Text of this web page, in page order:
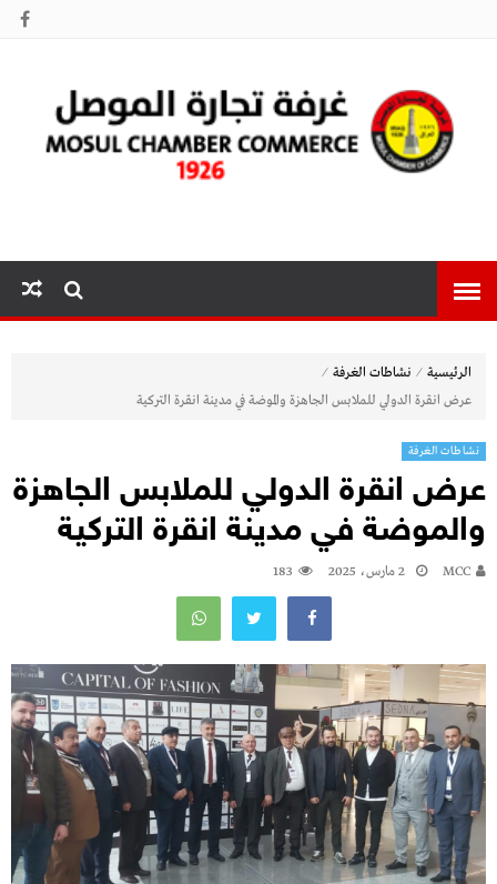
الموصل
الرئيسية ⁄ نشاطات الغرفة ⁄
عرض انقرة الدولي للملابس الجاهزة والموضة في مدينة انقرة التركية
نشاطات الغرفة
عرض انقرة الدولي للملابس الجاهزة
والموضة في مدينة انقرة التركية
MCC 2 مارس، 2025 183